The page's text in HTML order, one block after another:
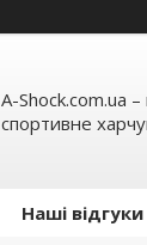
A-Shock.com.ua
спортивне
Наші